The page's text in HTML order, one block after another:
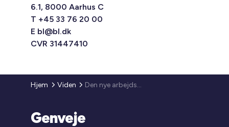
6.1, 8000 Aarhus C
T +45 33 76 20 00
E bl@bl.dk
CVR 31447410
Hjem Viden Den nye arbejdsmiljøreform
Genveje